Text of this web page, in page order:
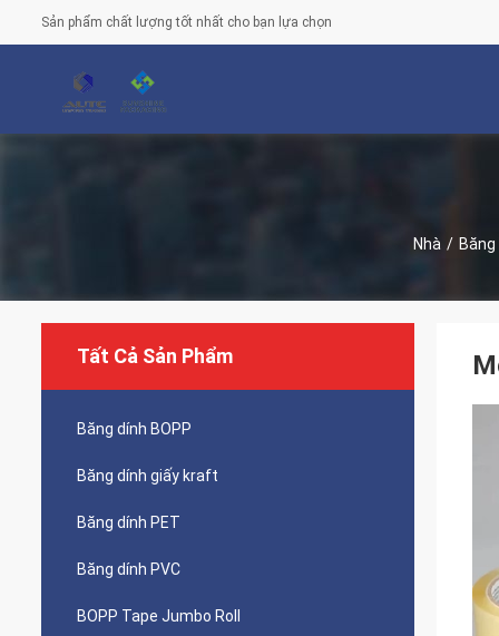
Sản phẩm chất lượng tốt nhất cho bạn lựa chọn
Nhà / Băng
Tất Cả Sản Phẩm
Băng dính BOPP
Băng dính giấy kraft
Băng dính PET
Băng dính PVC
BOPP Tape Jumbo Roll